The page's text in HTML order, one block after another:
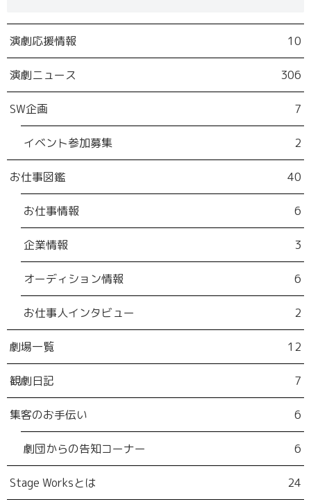
演劇応援情報 10
演劇ニュース 306
SW企画 7
イベント参加募集 2
お仕事図鑑 40
お仕事情報 6
企業情報 3
オーディション情報 6
お仕事人インタビュー 2
劇場一覧 12
観劇日記 7
集客のお手伝い 6
劇団からの告知コーナー 6
Stage Worksとは 24